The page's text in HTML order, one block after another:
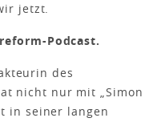
jetzt.
Podcast.
des
nicht nur mit „Simon
in seiner langen